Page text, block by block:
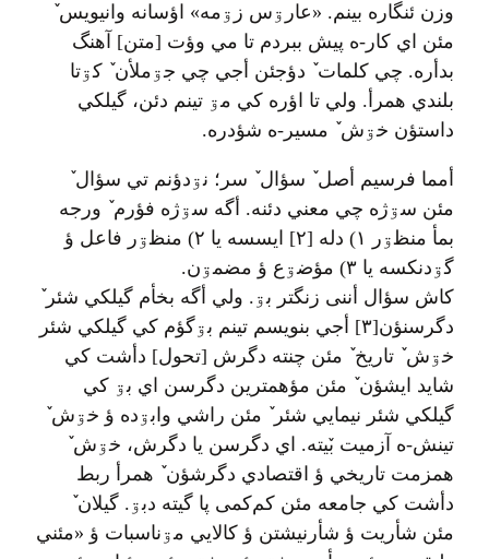
وزن ئنگاره بينم. «عارۊس زۊمه» اؤسانه وانيويس ٚ
مئن اي کار-ه پيش ببردم تا مي وؤت [متن] آهنگ
بدأره. چي کلمات ٚ دؤجئن أجي چي جۊملأن ٚ کۊتا
بلندي همرأ. ولي تا اؤره کي مۊ تينم دئن، گيلکي
داستؤن خۊش ٚ مسير-ه شؤدره.
أمما فرسيم أصل ٚ سؤال ٚ سر؛ نۊدؤنم تي سؤال ٚ
مئن سۊژه چي معني دئنه. أگه سۊژه فؤرم ٚ ورجه
بمأ منظۊر ۱) دله [۲] ايسسه یا ۲) منظۊر فاعل ؤ
گۊدنکسه یا ۳) مؤضۊع ؤ مضمۊن.
کاش سؤال أننی زنگتر بۊ. ولي أگه بخأم گيلکي شئر ٚ
دگرسنؤن[۳] أجي بنويسم تينم بۊگؤم کي گيلکي شئر
خۊش ٚ تاريخ ٚ مئن چنته دگرش [تحول] دأشت کي
شايد ايشؤن ٚ مئن مؤهمترين دگرسن اي بۊ کي
گيلکي شئر نيمايي شئر ٚ مئن راشي وابۊده ؤ خۊش ٚ
تينش-ه آزميت بٚيته. اي دگرسن یا دگرش، خۊش ٚ
همزمت تاريخي ؤ اقتصادي دگرشؤن ٚ همرأ ربط
دأشت کي جامعه مئن کم‌کمی پا گیته دبۊ. گيلان ٚ
مئن شأریت ؤ شأرنيشتن ؤ کالايي مۊناسبات ؤ «مئني